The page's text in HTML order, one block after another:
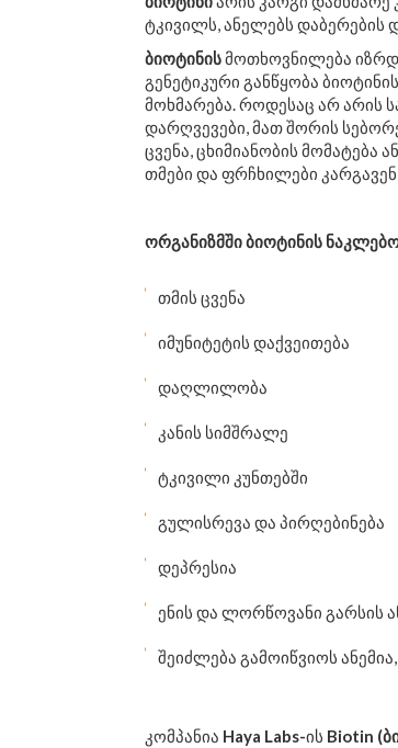
ტკივილს, ანელებს დაბერების
ბიოტინისმოთხოვნილება
გენეტიკური განწყობა
მოხმარება. როდესაც არ არის
დარღვევები, მათ შორის
ცვენა, ცხიმიანობის მომატება
თმები და ფრჩხილები
ორგანიზმში ბიოტინის
თმის ცვენა
იმუნიტეტის დაქვეითება
დაღლილობა
კანის სიმშრალე
ტკივილი კუნთებში
გულისრევა და პირღებინება
დეპრესია
ენის და ლორწოვანი გარსის
შეიძლება გამოიწვიოს
კომპანია Haya Labs-ის Biotin